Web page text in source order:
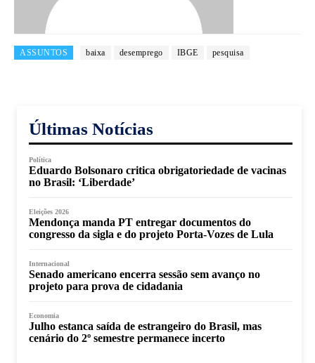
ASSUNTOS baixa desemprego IBGE pesquisa
Últimas Notícias
Política
Eduardo Bolsonaro critica obrigatoriedade de vacinas
no Brasil: ‘Liberdade’
Eleições 2026
Mendonça manda PT entregar documentos do
congresso da sigla e do projeto Porta-Vozes de Lula
Internacional
Senado americano encerra sessão sem avanço no
projeto para prova de cidadania
Economia
Julho estanca saída de estrangeiro do Brasil, mas
cenário do 2º semestre permanece incerto